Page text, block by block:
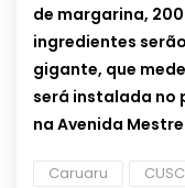
de margarina,
ingredientes
gigante, que
será instalada no
na Avenida
Caruaru